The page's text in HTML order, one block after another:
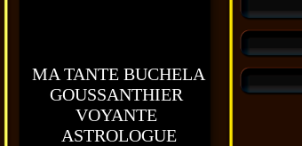
MA TANTE BUCHELA
GOUSSANTHIER
VOYANTE
ASTROLOGUE